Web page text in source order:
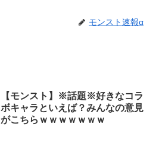
モンスト速報α
【モンスト】※話題※好きなコラ
ボキャラといえば？みんなの意見
がこちらｗｗｗｗｗｗｗ